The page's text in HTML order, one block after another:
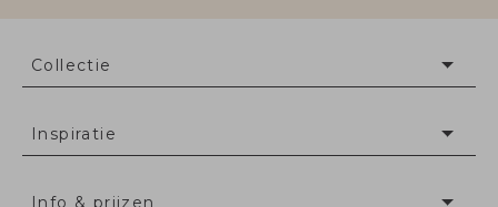
Collectie
Inspiratie
Info & prijzen